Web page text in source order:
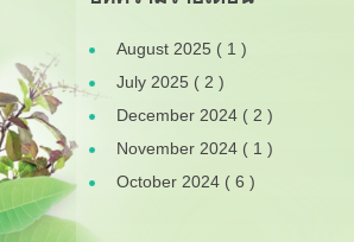
August 2025 ( 1 )
July 2025 ( 2 )
December 2024 ( 2 )
November 2024 ( 1 )
October 2024 ( 6 )